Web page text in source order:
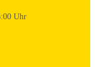
Uhr